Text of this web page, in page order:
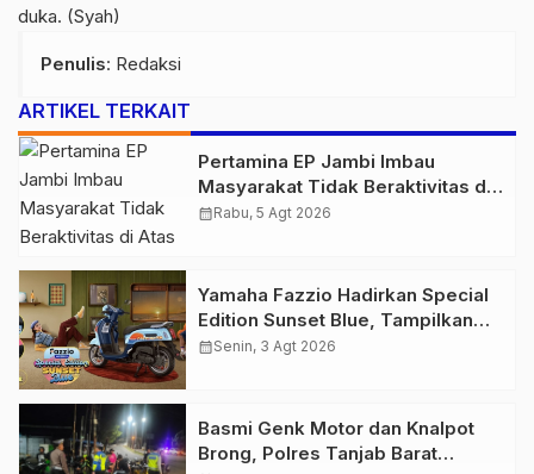
duka. (Syah)
Penulis: Redaksi
ARTIKEL TERKAIT
Pertamina EP Jambi Imbau
Masyarakat Tidak Beraktivitas di
Atas Jalur Pipa Migas Demi
calendar_monthRabu, 5 Agt 2026
Yamaha Fazzio Hadirkan Special
Edition Sunset Blue, Tampilkan
Nuansa Retro Summer yang
calendar_monthSenin, 3 Agt 2026
Basmi Genk Motor dan Knalpot
Brong, Polres Tanjab Barat